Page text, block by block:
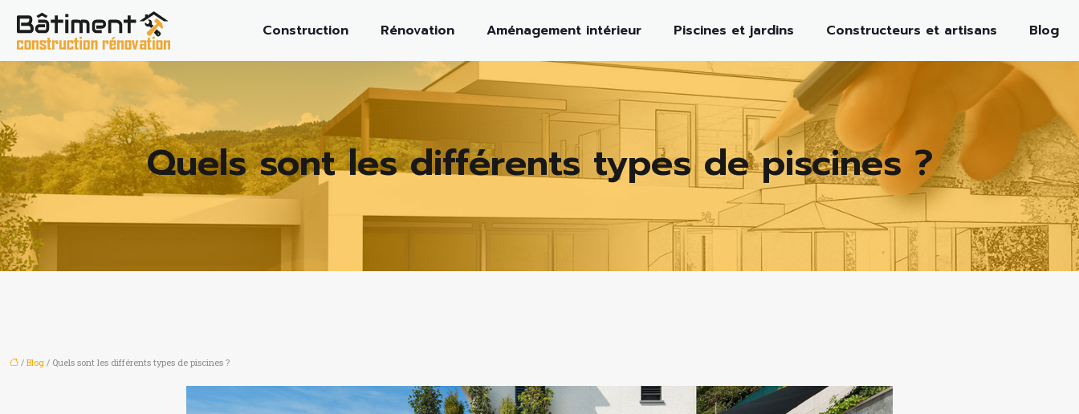
Construction Rénovation Aménagement intérieur Piscines et jardins Constructeurs et artisans Blog
Quels sont les différents types de piscines ?
/ Blog / Quels sont les différents types de piscines ?